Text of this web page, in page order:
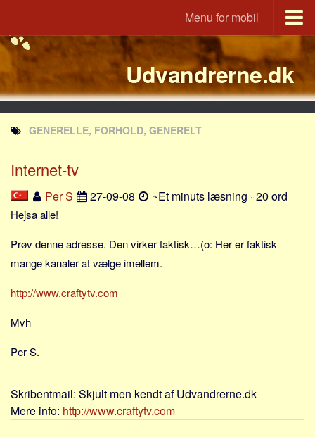
Menu for mobil
Portal
Udvandrerne.dk
Utvandrerne.no
Utvandrarna.se
Tyskland.dk
JLKM.dk
Frankrig
Sverige
Italien
Grækenland
Udvandrerne.dk
GENERELLE, FORHOLD, GENERELT
Internet-tv
Per S 27-09-08 ~Et minuts læsning · 20 ord
Hejsa alle!
Prøv denne adresse. Den virker faktisk…(o: Her er faktisk
mange kanaler at vælge imellem.
http://www.craftytv.com
Mvh
Per S.
Skribentmail: Skjult men kendt af Udvandrerne.dk
Mere info: http://www.craftytv.com